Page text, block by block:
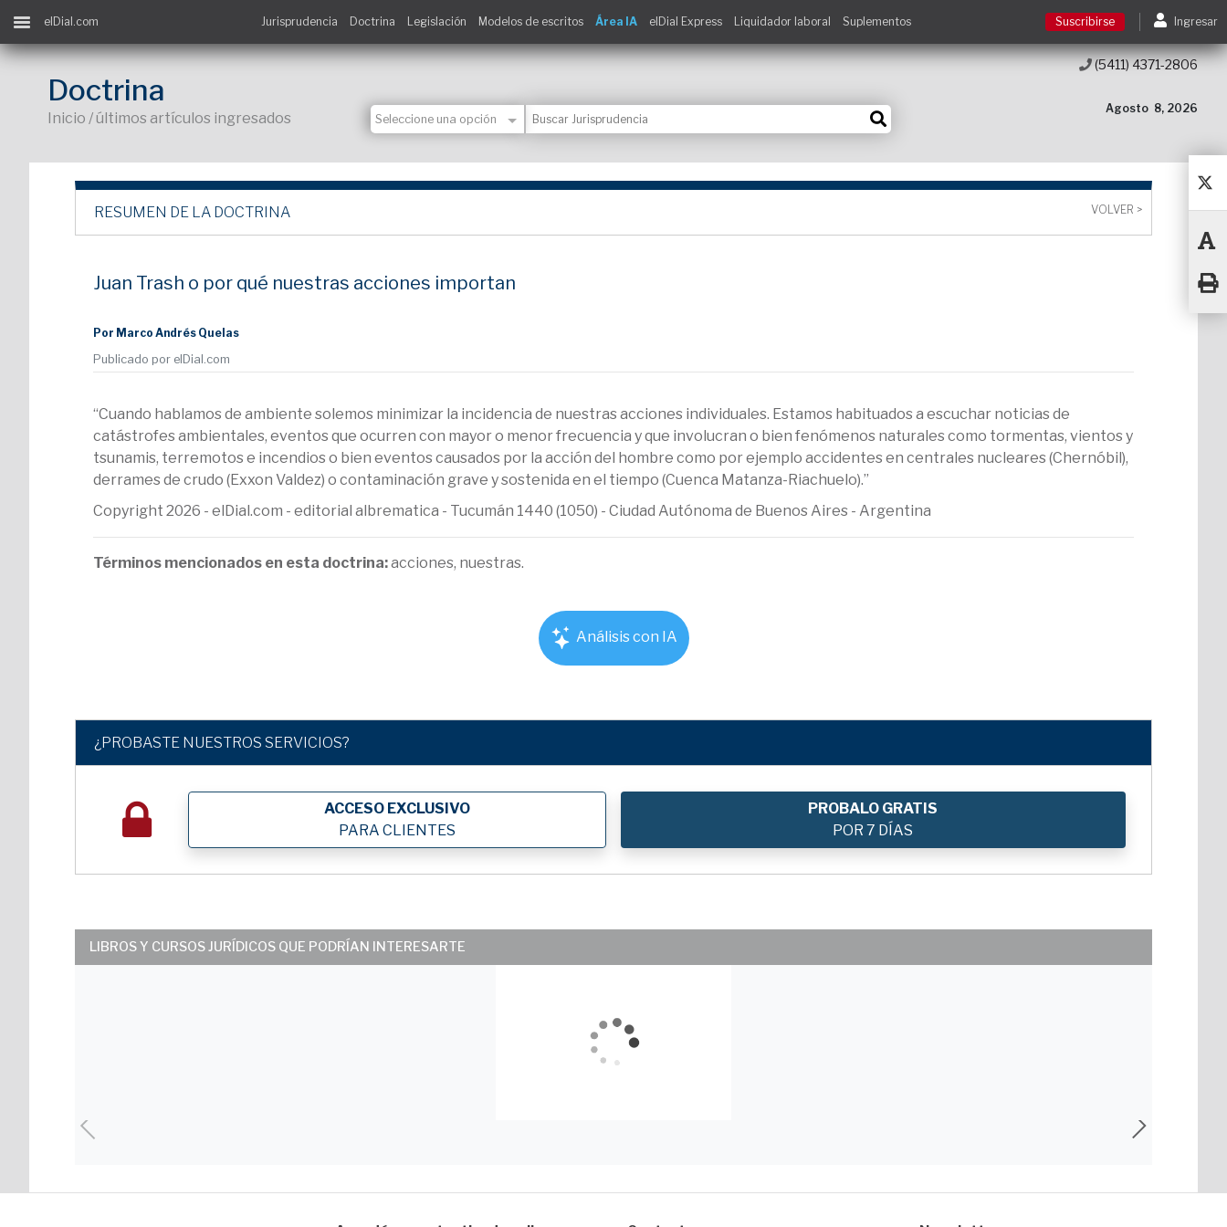
Suscribirse
Acceso a cursos
elDial.com Jurisprudencia Doctrina Legislación Modelos de escritos Área IA elDial Express Liquidador laboral Suplementos Suscribirse Ingresar
Doctrina
Inicio / últimos artículos ingresados
Agosto 8, 2026
(5411) 4371-2806
RESUMEN DE LA DOCTRINA VOLVER >
Juan Trash o por qué nuestras acciones importan
Por Marco Andrés Quelas
Publicado por elDial.com
“Cuando hablamos de ambiente solemos minimizar la incidencia de nuestras acciones individuales. Estamos habituados a escuchar noticias de
catástrofes ambientales, eventos que ocurren con mayor o menor frecuencia y que involucran o bien fenómenos naturales como tormentas, vientos y
tsunamis, terremotos e incendios o bien eventos causados por la acción del hombre como por ejemplo accidentes en centrales nucleares (Chernóbil),
derrames de crudo (Exxon Valdez) o contaminación grave y sostenida en el tiempo (Cuenca Matanza-Riachuelo).”
Copyright 2026 - elDial.com - editorial albrematica - Tucumán 1440 (1050) - Ciudad Autónoma de Buenos Aires - Argentina
Términos mencionados en esta doctrina:acciones, nuestras.
Análisis con IA
¿PROBASTE NUESTROS SERVICIOS?
ACCESO EXCLUSIVO
PARA CLIENTES
PROBALO GRATIS
POR 7 DÍAS
LIBROS Y CURSOS JURÍDICOS QUE PODRÍAN INTERESARTE